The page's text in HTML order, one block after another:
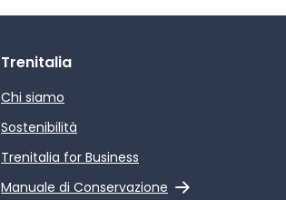
Trenitalia
Chi siamo
Sostenibilità
Trenitalia for Business
Manuale di Conservazione
Link esterno